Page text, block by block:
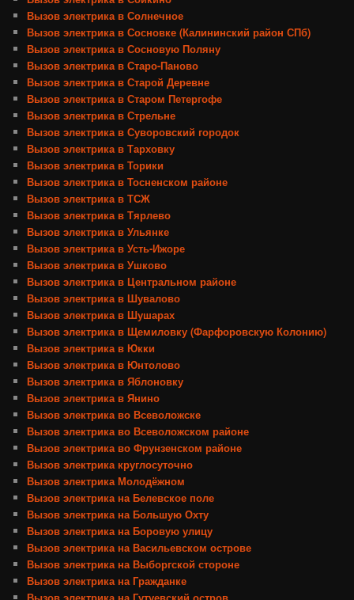
Вызов электрика в Солнечное
Вызов электрика в Сосновке (Калининский район СПб)
Вызов электрика в Сосновую Поляну
Вызов электрика в Старо-Паново
Вызов электрика в Старой Деревне
Вызов электрика в Старом Петергофе
Вызов электрика в Стрельне
Вызов электрика в Суворовский городок
Вызов электрика в Тарховку
Вызов электрика в Торики
Вызов электрика в Тосненском районе
Вызов электрика в ТСЖ
Вызов электрика в Тярлево
Вызов электрика в Ульянке
Вызов электрика в Усть-Ижоре
Вызов электрика в Ушково
Вызов электрика в Центральном районе
Вызов электрика в Шувалово
Вызов электрика в Шушарах
Вызов электрика в Щемиловку (Фарфоровскую Колонию)
Вызов электрика в Юкки
Вызов электрика в Юнтолово
Вызов электрика в Яблоновку
Вызов электрика в Янино
Вызов электрика во Всеволожске
Вызов электрика во Всеволожском районе
Вызов электрика во Фрунзенском районе
Вызов электрика круглосуточно
Вызов электрика Молодёжном
Вызов электрика на Белевское поле
Вызов электрика на Большую Охту
Вызов электрика на Боровую улицу
Вызов электрика на Васильевском острове
Вызов электрика на Выборгской стороне
Вызов электрика на Гражданке
Вызов электрика на Гутуевский остров